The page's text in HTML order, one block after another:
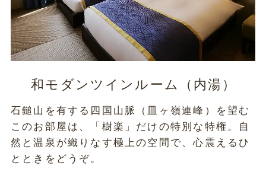
和モダンツインルーム（内湯）
石鎚山を有する四国山脈（皿ヶ嶺連峰）を望む
このお部屋は、「樹楽」だけの特別な特権。自
然と温泉が織りなす極上の空間で、心震えるひ
とときをどうぞ。